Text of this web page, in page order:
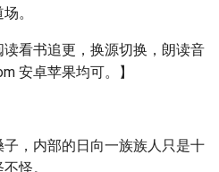
。
读看书追更，换源切换，朗读音
安卓苹果均可。】
，内部的日向一族族人只是十
怪。